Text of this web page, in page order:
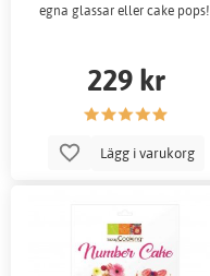
egna glassar eller cake pops!
229 kr
Lägg i varukorg